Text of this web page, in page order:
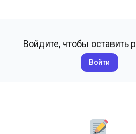
Войдите, чтобы оставить
Войти